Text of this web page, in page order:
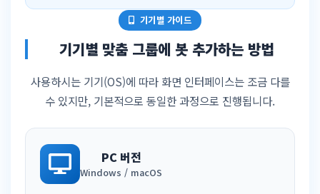
기기별 가이드
기기별 맞춤 그룹에 봇 추가하는 방법
사용하시는 기기(OS)에 따라 화면 인터페이스는 조금 다를
수 있지만, 기본적으로 동일한 과정으로 진행됩니다.
PC 버전
Windows / macOS